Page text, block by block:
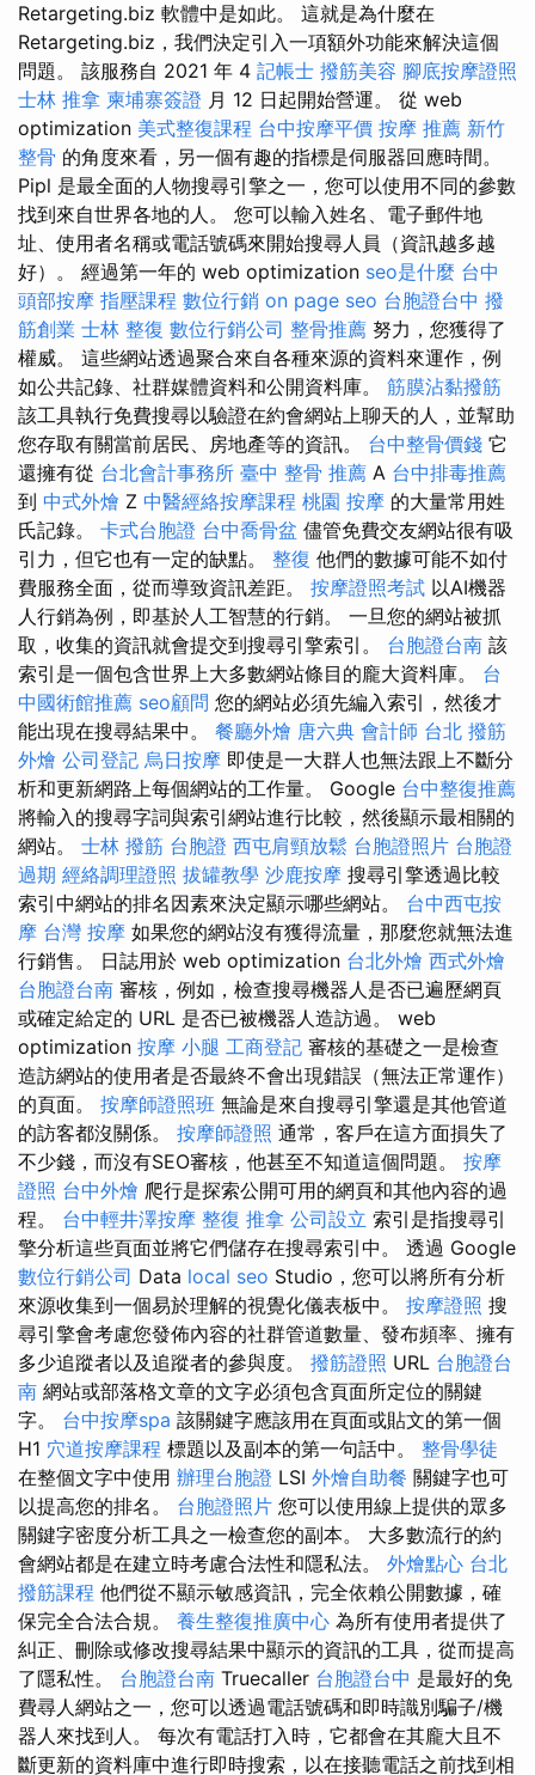
Retargeting.biz 軟體中是如此。 這就是為什麼在
Retargeting.biz，我們決定引入一項額外功能來解決這個
問題。 該服務自 2021 年 4 記帳士 撥筋美容 腳底按摩證照
士林 推拿 柬埔寨簽證 月 12 日起開始營運。 從 web
optimization 美式整復課程 台中按摩平價 按摩 推薦 新竹
整骨 的角度來看，另一個有趣的指標是伺服器回應時間。
Pipl 是最全面的人物搜尋引擎之一，您可以使用不同的參數
找到來自世界各地的人。 您可以輸入姓名、電子郵件地
址、使用者名稱或電話號碼來開始搜尋人員（資訊越多越
好）。 經過第一年的 web optimization seo是什麼 台中
頭部按摩 指壓課程 數位行銷 on page seo 台胞證台中 撥
筋創業 士林 整復 數位行銷公司 整骨推薦 努力，您獲得了
權威。 這些網站透過聚合來自各種來源的資料來運作，例
如公共記錄、社群媒體資料和公開資料庫。 筋膜沾黏撥筋
該工具執行免費搜尋以驗證在約會網站上聊天的人，並幫助
您存取有關當前居民、房地產等的資訊。 台中整骨價錢 它
還擁有從 台北會計事務所 臺中 整骨 推薦 A 台中排毒推薦
到 中式外燴 Z 中醫經絡按摩課程 桃園 按摩 的大量常用姓
氏記錄。 卡式台胞證 台中喬骨盆 儘管免費交友網站很有吸
引力，但它也有一定的缺點。 整復 他們的數據可能不如付
費服務全面，從而導致資訊差距。 按摩證照考試 以AI機器
人行銷為例，即基於人工智慧的行銷。 一旦您的網站被抓
取，收集的資訊就會提交到搜尋引擎索引。 台胞證台南 該
索引是一個包含世界上大多數網站條目的龐大資料庫。 台
中國術館推薦 seo顧問 您的網站必須先編入索引，然後才
能出現在搜尋結果中。 餐廳外燴 唐六典 會計師 台北 撥筋
外燴 公司登記 烏日按摩 即使是一大群人也無法跟上不斷分
析和更新網路上每個網站的工作量。 Google 台中整復推薦
將輸入的搜尋字詞與索引網站進行比較，然後顯示最相關的
網站。 士林 撥筋 台胞證 西屯肩頸放鬆 台胞證照片 台胞證
過期 經絡調理證照 拔罐教學 沙鹿按摩 搜尋引擎透過比較
索引中網站的排名因素來決定顯示哪些網站。 台中西屯按
摩 台灣 按摩 如果您的網站沒有獲得流量，那麼您就無法進
行銷售。 日誌用於 web optimization 台北外燴 西式外燴
台胞證台南 審核，例如，檢查搜尋機器人是否已遍歷網頁
或確定給定的 URL 是否已被機器人造訪過。 web
optimization 按摩 小腿 工商登記 審核的基礎之一是檢查
造訪網站的使用者是否最終不會出現錯誤（無法正常運作）
的頁面。 按摩師證照班 無論是來自搜尋引擎還是其他管道
的訪客都沒關係。 按摩師證照 通常，客戶在這方面損失了
不少錢，而沒有SEO審核，他甚至不知道這個問題。 按摩
證照 台中外燴 爬行是探索公開可用的網頁和其他內容的過
程。 台中輕井澤按摩 整復 推拿 公司設立 索引是指搜尋引
擎分析這些頁面並將它們儲存在搜尋索引中。 透過 Google
數位行銷公司 Data local seo Studio，您可以將所有分析
來源收集到一個易於理解的視覺化儀表板中。 按摩證照 搜
尋引擎會考慮您發佈內容的社群管道數量、發布頻率、擁有
多少追蹤者以及追蹤者的參與度。 撥筋證照 URL 台胞證台
南 網站或部落格文章的文字必須包含頁面所定位的關鍵
字。 台中按摩spa 該關鍵字應該用在頁面或貼文的第一個
H1 穴道按摩課程 標題以及副本的第一句話中。 整骨學徒
在整個文字中使用 辦理台胞證 LSI 外燴自助餐 關鍵字也可
以提高您的排名。 台胞證照片 您可以使用線上提供的眾多
關鍵字密度分析工具之一檢查您的副本。 大多數流行的約
會網站都是在建立時考慮合法性和隱私法。 外燴點心 台北
撥筋課程 他們從不顯示敏感資訊，完全依賴公開數據，確
保完全合法合規。 養生整復推廣中心 為所有使用者提供了
糾正、刪除或修改搜尋結果中顯示的資訊的工具，從而提高
了隱私性。 台胞證台南 Truecaller 台胞證台中 是最好的免
費尋人網站之一，您可以透過電話號碼和即時識別騙子/機
器人來找到人。 每次有電話打入時，它都會在其龐大且不
斷更新的資料庫中進行即時搜索，以在接聽電話之前找到相